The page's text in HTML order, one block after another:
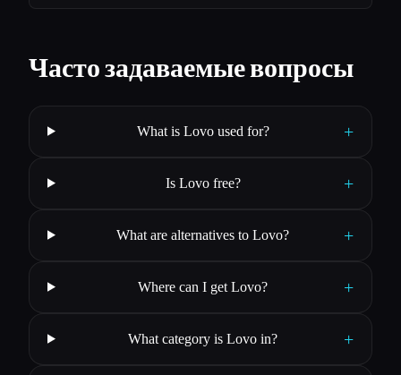
Часто задаваемые вопросы
What is Lovo used for? +
Is Lovo free? +
What are alternatives to Lovo? +
Where can I get Lovo? +
What category is Lovo in? +